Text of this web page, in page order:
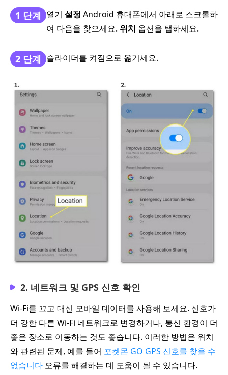
1 단계 열기 설정 Android 휴대폰에서 아래로 스크롤하
여 다음을 찾으세요. 위치 옵션을 탭하세요.
2 단계 슬라이더를 켜짐으로 옮기세요.
2. 네트워크 및 GPS 신호 확인
Wi‑Fi를 끄고 대신 모바일 데이터를 사용해 보세요. 신호가
더 강한 다른 Wi‑Fi 네트워크로 변경하거나, 통신 환경이 더
좋은 장소로 이동하는 것도 좋습니다. 이러한 방법은 위치
와 관련된 문제, 예를 들어 포켓몬 GO GPS 신호를 찾을 수
없습니다 오류를 해결하는 데 도움이 될 수 있습니다.